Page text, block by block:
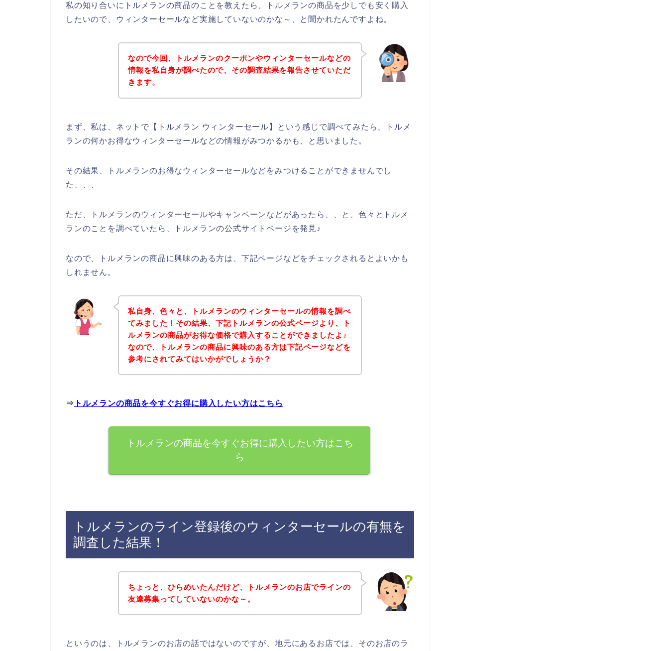
私の知り合いにトルメランの商品のことを教えたら、トルメランの商品を少しでも安く購入
したいので、ウィンターセールなど実施していないのかな～、と聞かれたんですよね。
なので今回、トルメランのクーポンやウィンターセールなどの
情報を私自身が調べたので、その調査結果を報告させていただ
きます。
まず、私は、ネットで【トルメラン ウィンターセール】という感じで調べてみたら、トルメ
ランの何かお得なウィンターセールなどの情報がみつかるかも、と思いました。
その結果、トルメランのお得なウィンターセールなどをみつけることができませんでし
た、、、
ただ、トルメランのウィンターセールやキャンペーンなどがあったら、、と、色々とトルメ
ランのことを調べていたら、トルメランの公式サイトページを発見♪
なので、トルメランの商品に興味のある方は、下記ページなどをチェックされるとよいかも
しれません。
私自身、色々と、トルメランのウィンターセールの情報を調べ
てみました！その結果、下記トルメランの公式ページより、ト
ルメランの商品がお得な価格で購入することができましたよ♪
なので、トルメランの商品に興味のある方は下記ページなどを
参考にされてみてはいかがでしょうか？
⇒ トルメランの商品を今すぐお得に購入したい方はこちら
トルメランの商品を今すぐお得に購入したい方はこち
ら
トルメランのライン登録後のウィンターセールの有無を
調査した結果！
ちょっと、ひらめいたんだけど、トルメランのお店でラインの
友達募集ってしていないのかな～。
というのは、トルメランのお店の話ではないのですが、地元にあるお店では、そのお店のラ